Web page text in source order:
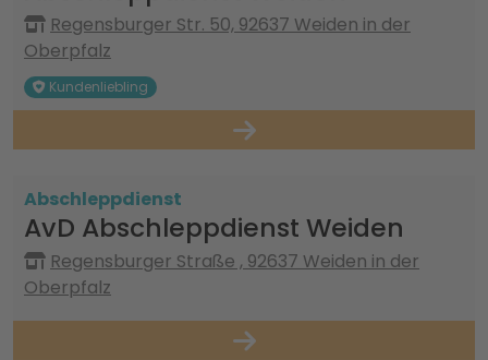
Regensburger Str. 50, 92637 Weiden in der
Oberpfalz
Kundenliebling
Abschleppdienst
AvD Abschleppdienst Weiden
Regensburger Straße , 92637 Weiden in der
Oberpfalz